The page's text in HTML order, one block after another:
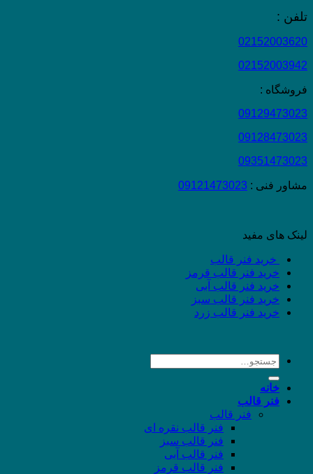
تلفن :
02152003620
02152003942
فروشگاه :
09129473023
09128473023
09351473023
مشاور فنی : 09121473023
لینک های مفید
خرید فنر قالب
خرید فنر قالب قرمز
خرید فنر قالب آبی
خرید فنر قالب سبز
خرید فنر قالب زرد
جستجو
خانه
فنر قالب
فنر قالب
فنر قالب نقره ای
فنر قالب سبز
فنر قالب آبی
فنر قالب قرمز